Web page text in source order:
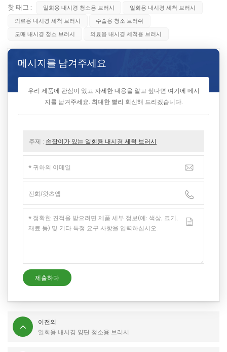
핫 태그 : 일회용 내시경 청소용 브러시
일회용 내시경 세척 브러시
의료용 내시경 세척 브러시
수술용 청소 브러쉬
도매 내시경 청소 브러시
의료용 내시경 세척용 브러시
메시지를 남겨주세요
우리 제품에 관심이 있고 자세한 내용을 알고 싶다면 여기에 메시
지를 남겨주세요. 최대한 빨리 회신해 드리겠습니다.
주제 : 손잡이가 있는 일회용 내시경 세척 브러시
이전의
일회용 내시경 양단 청소용 브러시